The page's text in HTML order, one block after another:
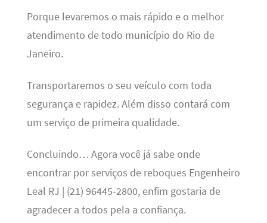
Porque levaremos o mais rápido e o melhor
atendimento de todo município do Rio de
Janeiro.
Transportaremos o seu veículo com toda
segurança e rapidez. Além disso contará com
um serviço de primeira qualidade.
Concluindo… Agora você já sabe onde
encontrar por serviços de reboques Engenheiro
Leal RJ | (21) 96445-2800, enfim gostaria de
agradecer a todos pela a confiança.